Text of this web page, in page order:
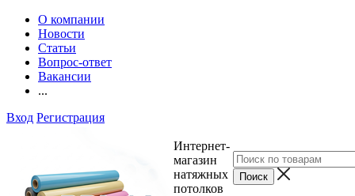
О компании
Новости
Статьи
Вопрос-ответ
Вакансии
...
Вход Регистрация
Интернет-
магазин
натяжных
потолков